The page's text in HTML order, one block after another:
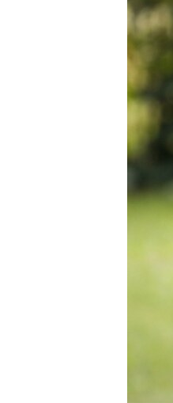
КРЫМ.НЕПОКОРЕННЫЙ
УКРАИНСКАЯ ПРОБЛЕМА КРЫМА